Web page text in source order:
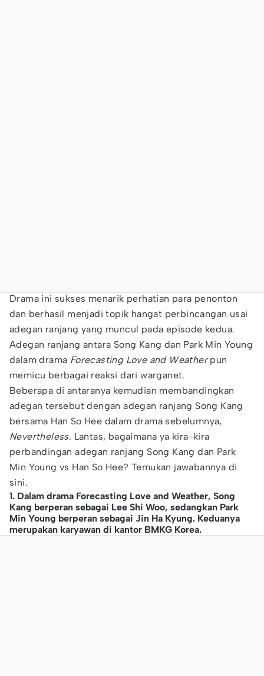
Drama ini sukses menarik perhatian para penonton
dan berhasil menjadi topik hangat perbincangan usai
adegan ranjang yang muncul pada episode kedua.
Adegan ranjang antara Song Kang dan Park Min Young
dalam drama Forecasting Love and Weatherpun
memicu berbagai reaksi dari warganet.
Beberapa di antaranya kemudian membandingkan
adegan tersebut dengan adegan ranjang Song Kang
bersama Han So Hee dalam drama sebelumnya,
Nevertheless. Lantas, bagaimana ya kira-kira
perbandingan adegan ranjang Song Kang dan Park
Min Young vs Han So Hee? Temukan jawabannya di
sini.
1. Dalam drama Forecasting Love and Weather, Song
Kang berperan sebagai Lee Shi Woo, sedangkan Park
Min Young berperan sebagai Jin Ha Kyung. Keduanya
merupakan karyawan di kantor BMKG Korea.